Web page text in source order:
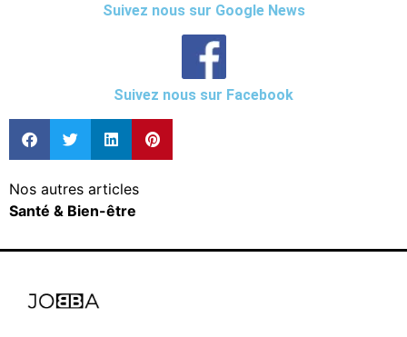
Suivez nous sur Google News
Suivez nous sur Facebook
Nos autres articles
Santé & Bien-être